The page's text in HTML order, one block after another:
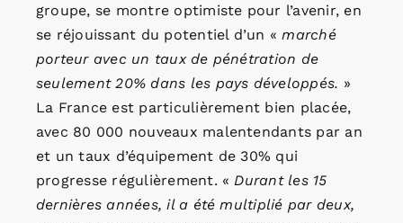
groupe, se montre optimiste pour l’avenir, en
se réjouissant du potentiel d’un «marché
porteur avec un taux de pénétration de
seulement 20% dans les pays développés. »
La France est particulièrement bien placée,
avec 80 000 nouveaux malentendants par an
et un taux d’équipement de 30% qui
progresse régulièrement. « Durant les 15
dernières années, il a été multiplié par deux,